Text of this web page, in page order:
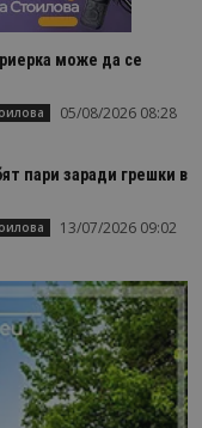
може да се
05/08/2026 08:28
пари заради грешки в
13/07/2026 09:02